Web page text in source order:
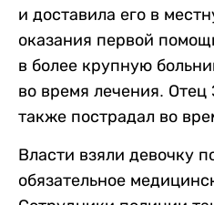
и доставила его в
оказания первой
в более крупную
во время лечения.
также пострадал во
Власти взяли девочку
обязательное